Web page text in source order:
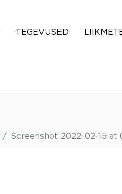
TEGEVUSED
Screenshot 2022-02-15 at